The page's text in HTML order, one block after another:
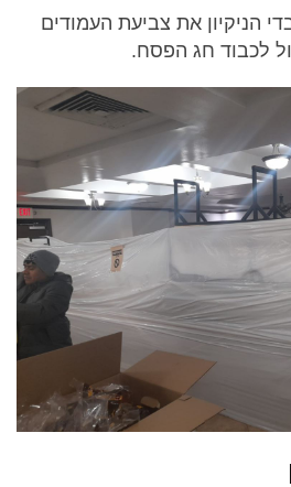
הניקיון את צביעת העמודים
לכבוד חג הפסח.